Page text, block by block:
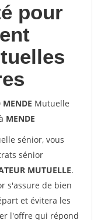
pour
Mutuelle
MENDE
sénior, vous
sénior
MUTUELLE.
s'assure de bien
et évitera les
l'offre qui répond